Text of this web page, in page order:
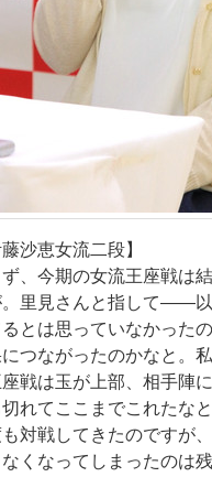
藤沙恵女流二段】
ず、今期の女流王座戦は
里見さんと指して――以
とは思っていなかった
つながったのかなと。
戦は玉が上部、相手陣
れてここまでこれたな
対戦してきたのですが
くなってしまったのは